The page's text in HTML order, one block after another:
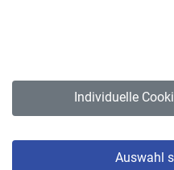
Individuelle
Auswahl
Erklärung zur Barrierefreiheit